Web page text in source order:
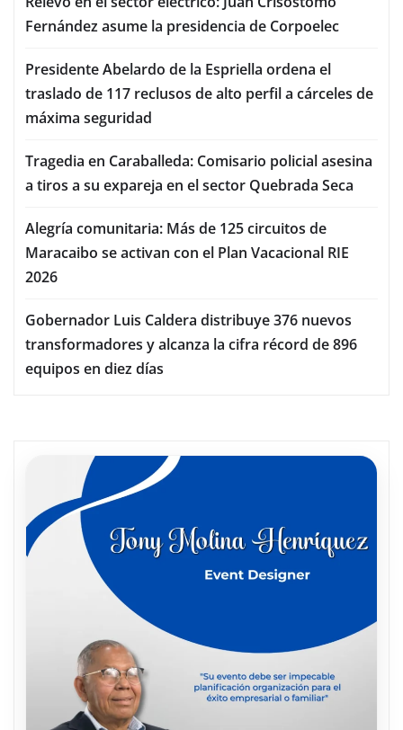
Fernández asume la presidencia de Corpoelec
Presidente Abelardo de la Espriella ordena el
traslado de 117 reclusos de alto perfil a cárceles de
máxima seguridad
Tragedia en Caraballeda: Comisario policial asesina
a tiros a su expareja en el sector Quebrada Seca
Alegría comunitaria: Más de 125 circuitos de
Maracaibo se activan con el Plan Vacacional RIE
2026
Gobernador Luis Caldera distribuye 376 nuevos
transformadores y alcanza la cifra récord de 896
equipos en diez días